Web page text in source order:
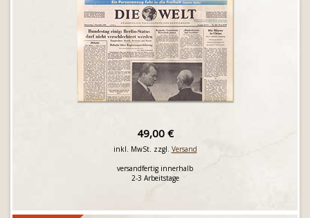
49,00 €
inkl. MwSt. zzgl. Versand
versandfertig innerhalb
2-3 Arbeitstage